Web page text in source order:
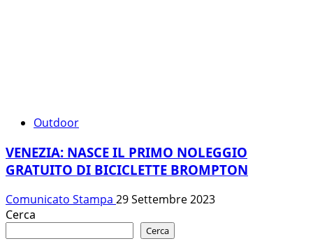
Outdoor
VENEZIA: NASCE IL PRIMO NOLEGGIO
GRATUITO DI BICICLETTE BROMPTON
Comunicato Stampa 29 Settembre 2023
Cerca
Cerca